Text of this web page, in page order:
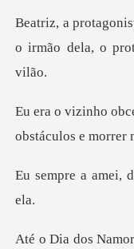
o irmão dela, o
obst